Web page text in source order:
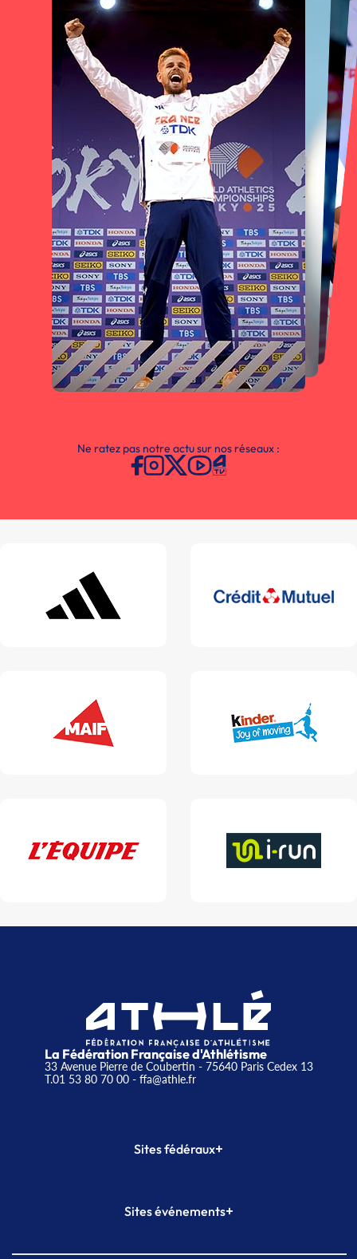
Ne ratez pas notre actu sur nos réseaux :
La Fédération Française d'Athlétisme
33 Avenue Pierre de Coubertin - 75640 Paris Cedex 13
T.01 53 80 70 00- ffa@athle.fr
Sites fédéraux+
Plateforme Formation
Sites événements+